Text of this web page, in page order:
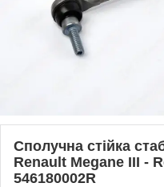
Сполучна стійка
Renault Megane III -
546180002R